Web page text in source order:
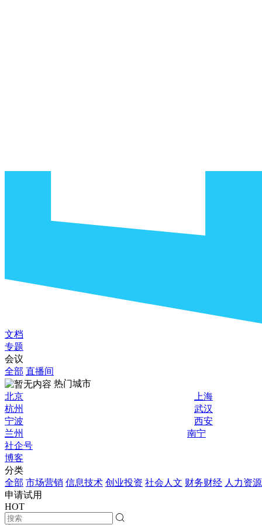
文档
专题
会议
全部 直播间
热门城市
北京
上海
杭州
武汉
宁波
西安
兰州
南宁
社企号
博客
分类
全部 市场营销 信息技术 创业投资 社会人文 财务财经 人力资源
申请试用
HOT